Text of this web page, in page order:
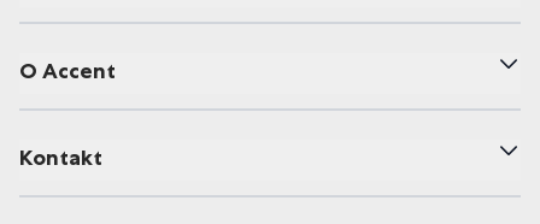
O Accent
Kontakt